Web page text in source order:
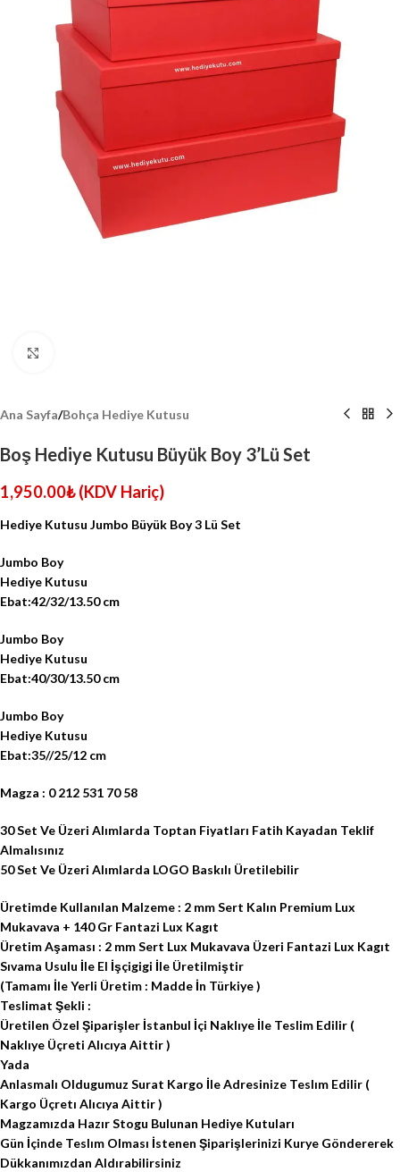
Ana Sayfa/Bohça Hediye Kutusu
Boş Hediye Kutusu Büyük Boy 3’Lü Set
1,950.00₺ (KDV Hariç)
Hediye Kutusu Jumbo Büyük Boy 3 Lü Set
Jumbo Boy
Hediye Kutusu
Ebat:42/32/13.50 cm
Jumbo Boy
Hediye Kutusu
Ebat:40/30/13.50 cm
Jumbo Boy
Hediye Kutusu
Ebat:35//25/12 cm
Magza : 0 212 531 70 58
30 Set Ve Üzeri Alımlarda Toptan Fiyatları Fatih Kayadan Teklif
Almalısınız
50 Set Ve Üzeri Alımlarda LOGO Baskılı Üretilebilir
Üretimde Kullanılan Malzeme : 2 mm Sert Kalın Premium Lux
Mukavava + 140 Gr Fantazi Lux Kagıt
Üretim Aşaması : 2 mm Sert Lux Mukavava Üzeri Fantazi Lux Kagıt
Sıvama Usulu İle El İşçigigi İle Üretilmiştir
(Tamamı İle Yerli Üretim : Madde İn Türkiye )
Teslimat Şekli :
Üretilen Özel Şiparişler İstanbul İçi Naklıye İle Teslim Edilir (
Naklıye Üçreti Alıcıya Aittir )
Yada
Anlasmalı Oldugumuz Surat Kargo İle Adresinize Teslım Edilir (
Kargo Üçretı Alıcıya Aittir )
Magzamızda Hazır Stogu Bulunan Hediye Kutuları
Gün İçinde Teslım Olması İstenen Şiparişlerinizi Kurye Göndererek
Dükkanımızdan Aldırabilirsiniz